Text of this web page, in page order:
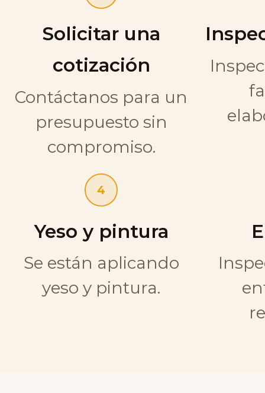
Solicitar una
cotización
Contáctanos para un
presupuesto sin
compromiso.
4
Yeso y pintura
Se están aplicando
yeso y pintura.